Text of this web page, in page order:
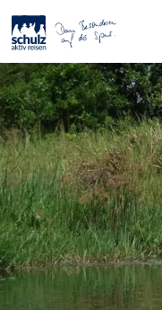
Zum
Inhalt
springen